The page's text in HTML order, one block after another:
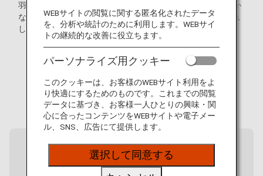
羽田空港から、ANAは全国40以上の空港へとつながり、豊か
な自然や文化、各地ならではの食の魅力を持つ地域へお連れ
します。
WEBサイトの閲覧に関する匿名化されたデータ
を、分析や統計のために利用します。WEBサイ
トの継続的な改善に役立ちます。
パーソナライズ用クッキー
このクッキーは、お客様のWEBサイト利用をよ
り快適にするためのものです。これまでの閲覧
データに基づき、お客様一人ひとりの興味・関
心に合ったコンテンツをWEBサイトや電子メー
ル、SNS、広告にて提供します。
選択して同意する